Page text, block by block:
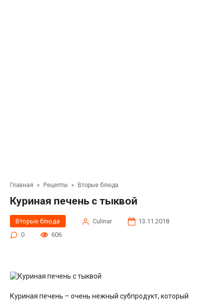
Главная » Рецепты » Вторые блюда
Куриная печень с тыквой
Вторые блюда Сulinar
13.11.2018
0
606
Куриная печень – очень нежный субпродукт, который